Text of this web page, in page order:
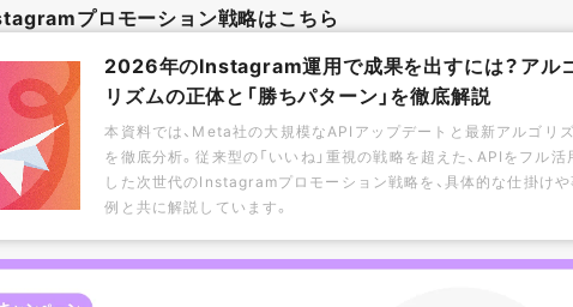
プロモーション戦略はこちら
2026年のInstagram運用で成果を出すには？アル
リズムの正体と「勝ちパターン」を徹底解説
本資料では、Meta社の大規模なAPIアップデートと最新アルゴリ
を徹底分析。従来型の「いいね」重視の戦略を超えた、APIをフル活
した次世代のInstagramプロモーション戦略を、具体的な仕掛けや
例と共に解説しています。